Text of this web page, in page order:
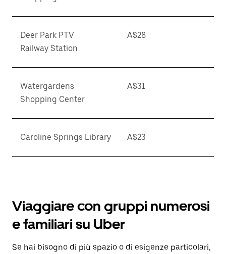
Deer Park PTV
Railway Station
A$28
Watergardens
Shopping Center
A$31
Caroline Springs Library A$23
Viaggiare con gruppi numerosi
e familiari su Uber
Se hai bisogno di più spazio o di esigenze particolari,